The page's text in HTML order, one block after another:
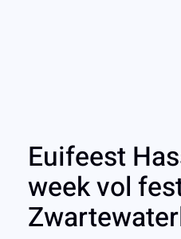
Euifeest
week vol